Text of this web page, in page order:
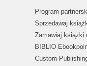
Program
Sprzedawaj
Zamawiaj książki
BIBLIO
Custom